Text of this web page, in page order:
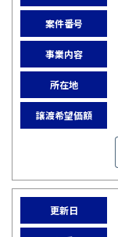
案件番号
事業内容
所在地
譲渡希望価額
更新日